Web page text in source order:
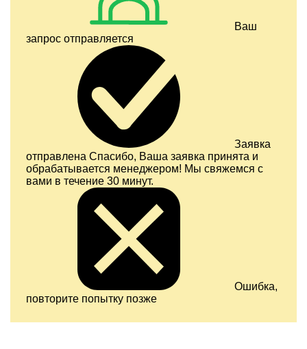
Ваш
запрос отправляется
Заявка
отправлена Спасибо, Ваша заявка принята и
обрабатывается менеджером! Мы свяжемся с
вами в течение 30 минут.
Ошибка,
повторите попытку позже